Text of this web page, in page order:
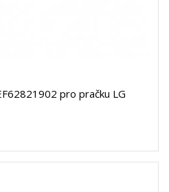
pro pračku LG